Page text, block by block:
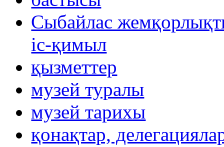
Сыбайлас
іс-қимыл
қызметтер
музей туралы
музей тарихы
қонақтар,